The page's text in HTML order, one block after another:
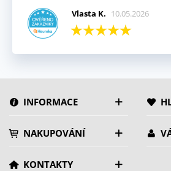
Vlasta K. 10.05.2026
INFORMACE
NAKUPOVÁNÍ
KONTAKTY